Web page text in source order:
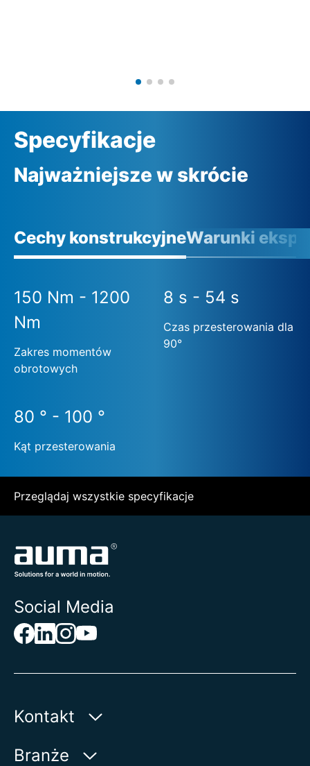
Specyfikacje
Najważniejsze w skrócie
Cechy konstrukcyjneWarunki
150 Nm - 1200
Nm
Zakres momentów
obrotowych
8 s - 54 s
Czas przesterowania dla
90°
80 ° - 100 °
Kąt przesterowania
Przeglądaj wszystkie specyfikacje
Social Media
Kontakt
AUMA Riester
Branże